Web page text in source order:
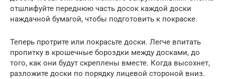
отшлифуйте переднюю часть досок каждой доски
наждачной бумагой, чтобы подготовить к покраске.
Теперь протрите или покрасьте доски. Легче впитать
пропитку в крошечные бороздки между досками, до
того, как они будут скреплены вместе. Когда высохнет,
разложите доски по порядку лицевой стороной вниз.